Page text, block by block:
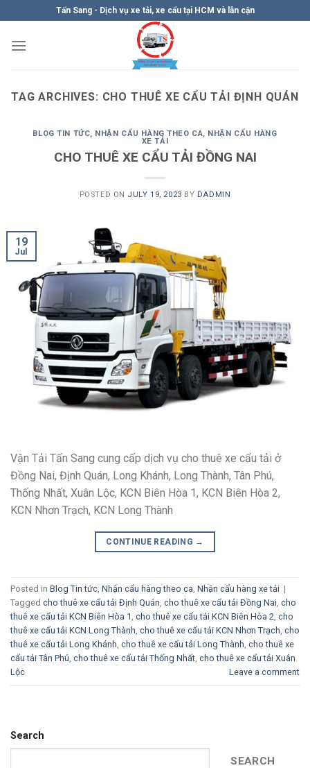
content
Tấn Sang - Dịch vụ xe tải, xe cẩu tại HCM và lân cận
TAG ARCHIVES: CHO THUÊ XE CẨU TẢI ĐỊNH QUÁN
BLOG TIN TỨC, NHẬN CẨU HÀNG THEO CA, NHẬN CẨU HÀNG
XE TẢI
CHO THUÊ XE CẨU TẢI ĐỒNG NAI
POSTED ON JULY 19, 2023 BY DADMIN
19
Jul
Vận Tải Tấn Sang cung cấp dịch vụ cho thuê xe cẩu tải ở
Đồng Nai, Định Quán, Long Khánh, Long Thành, Tân Phú,
Thống Nhất, Xuân Lộc, KCN Biên Hòa 1, KCN Biên Hòa 2,
KCN Nhơn Trạch, KCN Long Thành
CONTINUE READING →
Posted in Blog Tin tức, Nhận cẩu hàng theo ca, Nhận cẩu hàng xe tải |
Tagged cho thuê xe cẩu tải Định Quán, cho thuê xe cẩu tải Đồng Nai, cho
thuê xe cẩu tải KCN Biên Hòa 1, cho thuê xe cẩu tải KCN Biên Hòa 2, cho
thuê xe cẩu tải KCN Long Thành, cho thuê xe cẩu tải KCN Nhơn Trạch, cho
thuê xe cẩu tải Long Khánh, cho thuê xe cẩu tải Long Thành, cho thuê xe
cẩu tải Tân Phú, cho thuê xe cẩu tải Thống Nhất, cho thuê xe cẩu tải Xuân
Lộc
Leave a comment
Search
SEARCH